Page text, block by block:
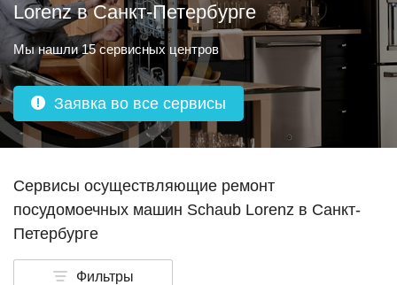
Lorenz в Санкт-Петербурге
Мы нашли 15 сервисных центров
Заявка во все сервисы
Сервисы осуществляющие ремонт
посудомоечных машин Schaub Lorenz в Санкт-
Петербурге
Фильтры